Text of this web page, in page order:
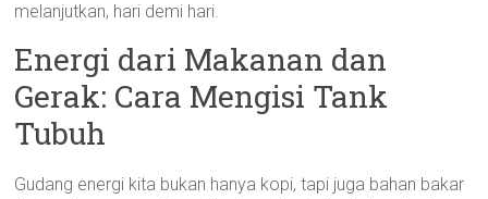
melanjutkan, hari demi hari.
Energi dari Makanan dan
Gerak: Cara Mengisi Tank
Tubuh
Gudang energi kita bukan hanya kopi, tapi juga bahan bakar